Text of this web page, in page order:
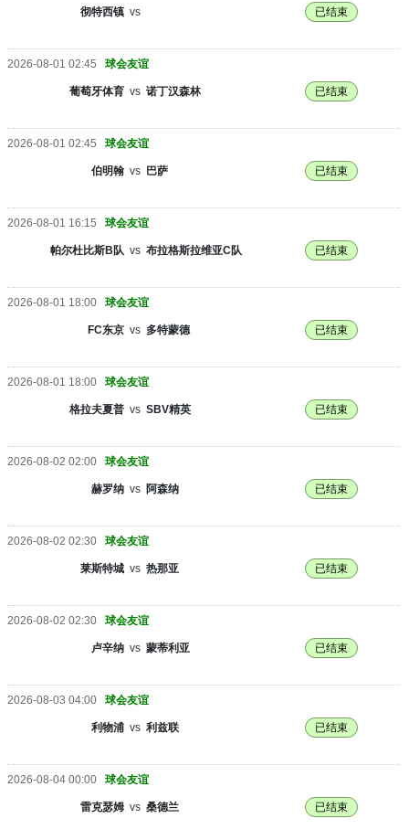
彻特西镇 vs 已结束
2026-08-01 02:45 球会友谊
葡萄牙体育 vs 诺丁汉森林 已结束
2026-08-01 02:45 球会友谊
伯明翰 vs 巴萨 已结束
2026-08-01 16:15 球会友谊
帕尔杜比斯B队 vs 布拉格斯拉维亚C队 已结束
2026-08-01 18:00 球会友谊
FC东京 vs 多特蒙德 已结束
2026-08-01 18:00 球会友谊
格拉夫夏普 vs SBV精英 已结束
2026-08-02 02:00 球会友谊
赫罗纳 vs 阿森纳 已结束
2026-08-02 02:30 球会友谊
莱斯特城 vs 热那亚 已结束
2026-08-02 02:30 球会友谊
卢辛纳 vs 蒙蒂利亚 已结束
2026-08-03 04:00 球会友谊
利物浦 vs 利兹联 已结束
2026-08-04 00:00 球会友谊
雷克瑟姆 vs 桑德兰 已结束